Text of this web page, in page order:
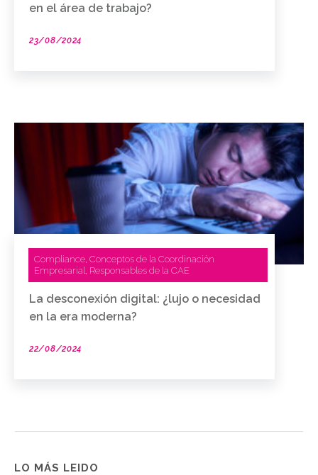
en el área de trabajo?
23/08/2024
Compliance, Conceptos de la Coordinación
Empresarial , Responsables de la CAE
La desconexión digital: ¿lujo o necesidad
en la era moderna?
22/08/2024
LO MÁS LEIDO